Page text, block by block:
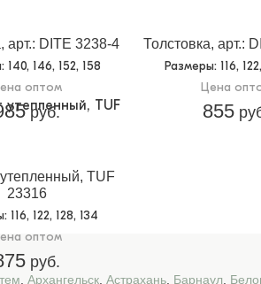
арт.: DITE 3238-4
: 140, 146, 152, 158
оптом
руб.
Толстовка, арт.:
Размеры: 116,
Цена
855
TUF
23316
: 116, 122, 128, 134
оптом
руб.
Архангельск Астрахань Барнаул